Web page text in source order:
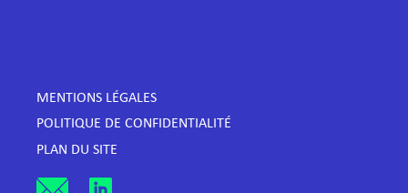
MENTIONS LÉGALES
POLITIQUE DE CONFIDENTIALITÉ
PLAN DU SITE